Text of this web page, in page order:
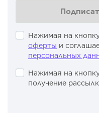
Нажимая на
оферты и
персональных
Нажимая на
получение